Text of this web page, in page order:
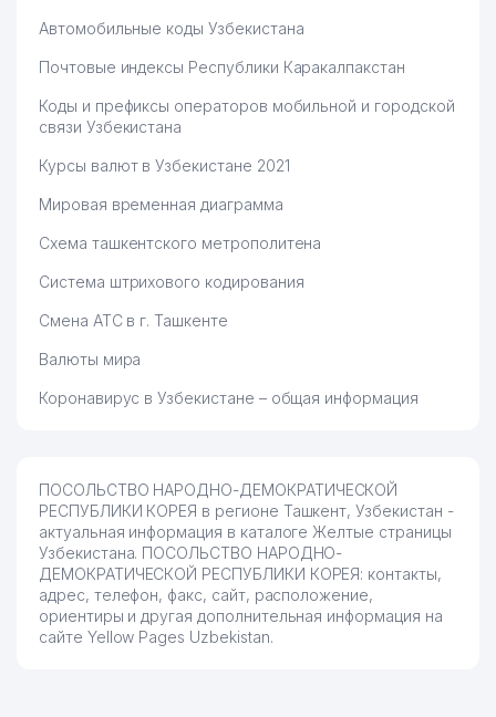
Автомобильные коды Узбекистана
Почтовые индексы Республики Каракалпакстан
Коды и префиксы операторов мобильной и городской
связи Узбекистана
Курсы валют в Узбекистане 2021
Мировая временная диаграмма
Схема ташкентского метрополитена
Система штрихового кодирования
Смена АТС в г. Ташкенте
Валюты мира
Коронавирус в Узбекистане – общая информация
ПОСОЛЬСТВО НАРОДНО-ДЕМОКРАТИЧЕСКОЙ
РЕСПУБЛИКИ КОРЕЯ в регионе Ташкент, Узбекистан -
актуальная информация в каталоге Желтые страницы
Узбекистана. ПОСОЛЬСТВО НАРОДНО-
ДЕМОКРАТИЧЕСКОЙ РЕСПУБЛИКИ КОРЕЯ: контакты,
адрес, телефон, факс, сайт, расположение,
ориентиры и другая дополнительная информация на
сайте Yellow Pages Uzbekistan.